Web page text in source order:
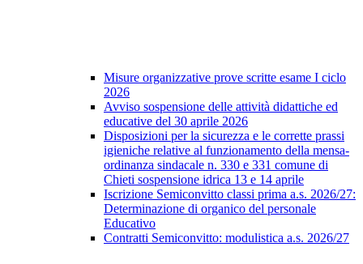
Misure organizzative prove scritte esame I ciclo
2026
Avviso sospensione delle attività didattiche ed
educative del 30 aprile 2026
Disposizioni per la sicurezza e le corrette prassi
igieniche relative al funzionamento della mensa-
ordinanza sindacale n. 330 e 331 comune di
Chieti sospensione idrica 13 e 14 aprile
Iscrizione Semiconvitto classi prima a.s. 2026/27:
Determinazione di organico del personale
Educativo
Contratti Semiconvitto: modulistica a.s. 2026/27